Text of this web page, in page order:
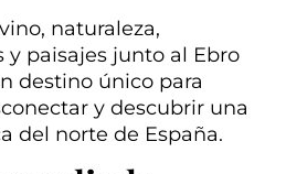
naturaleza,
y paisajes junto al Ebro
destino único para
y descubrir una
del norte de España.